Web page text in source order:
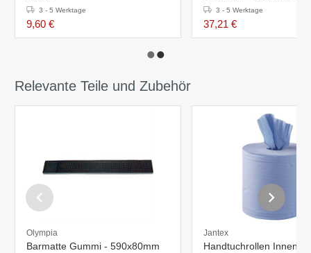
3 - 5 Werktage
9,60 €
3 - 5 Werktage
37,21 €
Relevante Teile und Zubehör
Olympia
Barmatte Gummi - 590x80mm
Jantex
Handtuchrollen